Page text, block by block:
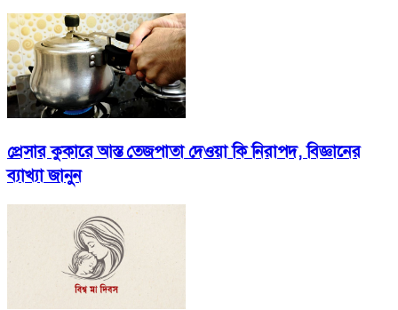
প্রেসার কুকারে আস্ত তেজপাতা দেওয়া কি নিরাপদ, বিজ্ঞানের
ব্যাখ্যা জানুন